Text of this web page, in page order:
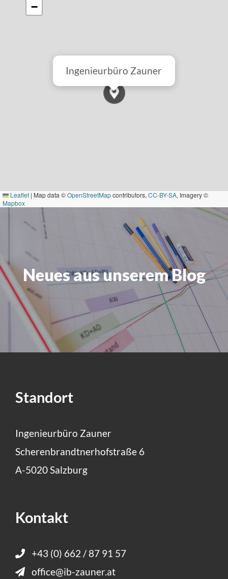
Ingenieurbüro Zauner
−
Leaflet | Map data ©OpenStreetMapcontributors, CC-BY-SA, Imagery ©
Mapbox
Neues aus unserem Blog
Standort
Ingenieurbüro Zauner
Scherenbrandtnerhofstraße 6
A-5020 Salzburg
Kontakt
+43 (0) 662 / 87 91 57
office@ib-zauner.at